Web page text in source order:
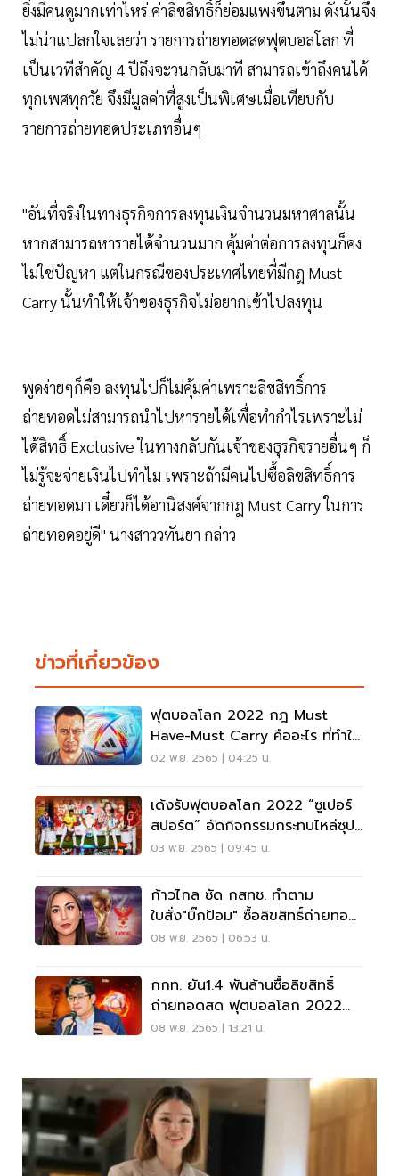
ยิ่งมีคนดูมากเท่าไหร่ ค่าลิขสิทธิ์ก็ย่อมแพงขึ้นตาม ดังนั้นจึง
ไม่น่าแปลกใจเลยว่า รายการถ่ายทอดสดฟุตบอลโลก ที่
เป็นเวทีสำคัญ 4 ปีถึงจะวนกลับมาที สามารถเข้าถึงคนได้
ทุกเพศทุกวัย จึงมีมูลค่าที่สูงเป็นพิเศษเมื่อเทียบกับ
รายการถ่ายทอดประเภทอื่นๆ
"อันที่จริงในทางธุรกิจการลงทุนเงินจำนวนมหาศาลนั้น
หากสามารถหารายได้จำนวนมาก คุ้มค่าต่อการลงทุนก็คง
ไม่ใช่ปัญหา แต่ในกรณีของประเทศไทยที่มีกฎ Must
Carry นั้นทำให้เจ้าของธุรกิจไม่อยากเข้าไปลงทุน
พูดง่ายๆก็คือ ลงทุนไปก็ไม่คุ้มค่าเพราะลิขสิทธิ์การ
ถ่ายทอดไม่สามารถนำไปหารายได้เพื่อทำกำไรเพราะไม่
ได้สิทธิ์ Exclusive ในทางกลับกันเจ้าของธุรกิจรายอื่นๆ ก็
ไม่รู้จะจ่ายเงินไปทำไม เพราะถ้ามีคนไปซื้อลิขสิทธิ์การ
ถ่ายทอดมา เดี๋ยวก็ได้อานิสงค์จากกฎ Must Carry ในการ
ถ่ายทอดอยู่ดี" นางสาววทันยา กล่าว
ข่าวที่เกี่ยวข้อง
ฟุตบอลโลก 2022 กฎ Must
Have-Must Carry คืออะไร ที่ทำให้
ไทยอาจอดชมบอลโลก
02 พ.ย. 2565 | 04:25 น.
เด้งรับฟุตบอลโลก 2022 “ซูเปอร์
สปอร์ต” อัดกิจกรรมกระทบไหล่ซุป
ตาร์
03 พ.ย. 2565 | 09:45 น.
ก้าวไกล ซัด กสทช. ทำตาม
ใบสั่ง"บิ๊กป้อม" ซื้อลิขสิทธิ์ถ่ายทอด
สดบอลโลก 2022
08 พ.ย. 2565 | 06:53 น.
กกท. ยัน1.4 พันล้านซื้อลิขสิทธิ์
ถ่ายทอดสด ฟุตบอลโลก 2022
ศก.สะพัด 4 หมื่นล้าน
08 พ.ย. 2565 | 13:21 น.